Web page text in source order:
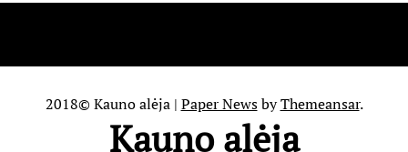
2018© Kauno alėja | Paper NewsbyThemeansar.
Kauno alėja